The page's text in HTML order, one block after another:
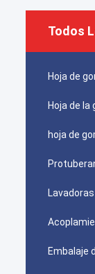
Todos
Hoja de
Hoja de la
hoja de
Embalaje